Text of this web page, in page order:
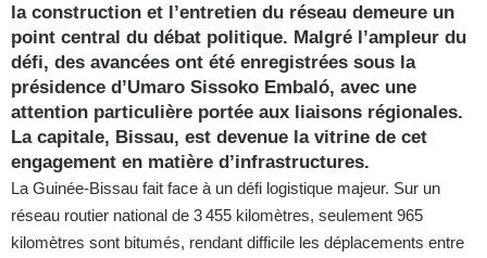
la construction et l’entretien du réseau demeure un
point central du débat politique. Malgré l’ampleur du
défi, des avancées ont été enregistrées sous la
présidence d’Umaro Sissoko Embaló, avec une
attention particulière portée aux liaisons régionales.
La capitale, Bissau, est devenue la vitrine de cet
engagement en matière d’infrastructures.
La Guinée-Bissau fait face à un défi logistique majeur. Sur un
réseau routier national de 3 455 kilomètres, seulement 965
kilomètres sont bitumés, rendant difficile les déplacements entre